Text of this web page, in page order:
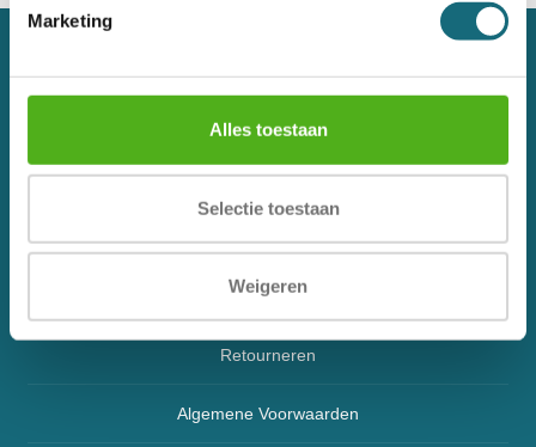
Marketing
Alles toestaan
Selectie toestaan
Weigeren
Contact
Veelgestelde vragen
Klachtenregeling
Blog
Retourneren
Algemene Voorwaarden